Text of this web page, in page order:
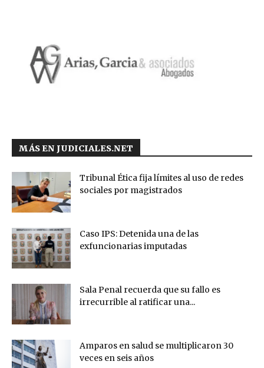
MÁS EN JUDICIALES.NET
Tribunal Ética fija límites al uso de redes
sociales por magistrados
Caso IPS: Detenida una de las
exfuncionarias imputadas
Sala Penal recuerda que su fallo es
irrecurrible al ratificar una...
Amparos en salud se multiplicaron 30
veces en seis años